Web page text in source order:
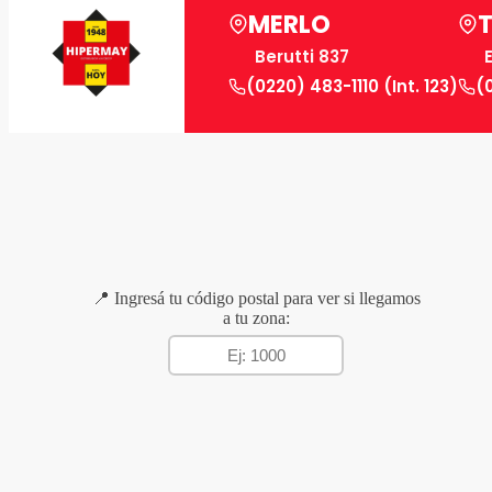
MERLO
Berutti 837
(0220) 483-1110 (Int. 123)
📍 Ingresá tu código postal para ver si llegamos
a tu zona: